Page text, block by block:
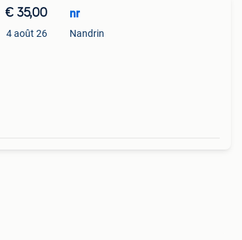
€ 35,00
4 août 26
nr
Nandrin